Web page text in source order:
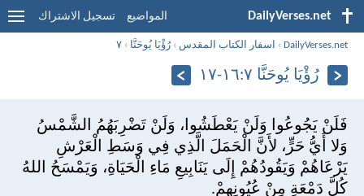
DailyVerses.net المواضيع تسجيل الاشتراك
DailyVerses.net
› اسفار الكتاب المقدس ›رُؤْيَا يُوحَنَّا ›٧
رُؤْيَا يُوحَنَّا ٧:‏١٦-‏١٧
فَلَنْ يَجُوعُوا وَلَنْ يَعْطَشُوا، وَلَنْ تَضْرِبَهُمُ الشَّمْسُ
وَلا أَيُّ حَرٍّ، لأَنَّ الْحَمَلَ الَّذِي فِي وَسَطِ الْعَرْشِ
يَرْعَاهُمْ وَيَقُودُهُمْ إِلَى يَنَابِيعِ مَاءِ الْحَيَاةِ، وَيَمْسَحُ اللهُ
كُلَّ دَمْعَةٍ مِنْ عُيُونِهِمْ.